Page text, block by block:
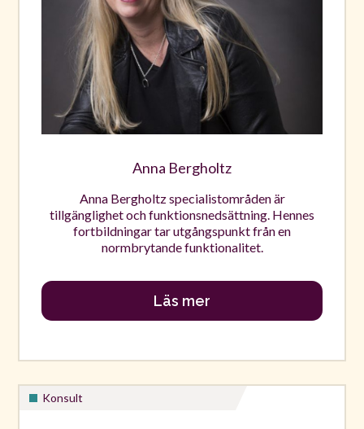
Anna Bergholtz
Anna Bergholtz specialistområden är
tillgänglighet och funktionsnedsättning. Hennes
fortbildningar tar utgångspunkt från en
normbrytande funktionalitet.
Läs mer
Konsult